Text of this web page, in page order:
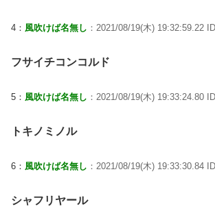
4： 風吹けば名無し ：2021/08/19(木) 19:32:59.22
フサイチコンコルド
5： 風吹けば名無し ：2021/08/19(木) 19:33:24.80
トキノミノル
6： 風吹けば名無し ：2021/08/19(木) 19:33:30.84
シャフリヤール